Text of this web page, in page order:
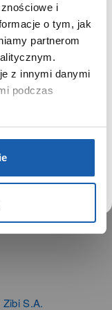
i
o tym, jak
partnerom
z innymi danymi
podczas
S.A.
analitycznych,
aby analizować
działanie oraz